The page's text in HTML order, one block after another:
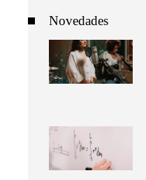
Novedades